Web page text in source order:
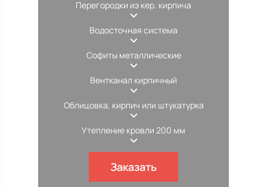
Перегородки из кер. кирпича
Водосточная система
Софиты металлические
Вентканал кирпичный
Облицовка, кирпич или штукатурка
Утепление кровли 200 мм
Заказать